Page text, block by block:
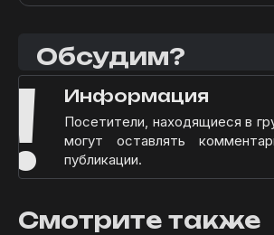
Обсудим?
! Информация
Посетители, находящиеся в
могут оставлять
публикации.
Смотрите также